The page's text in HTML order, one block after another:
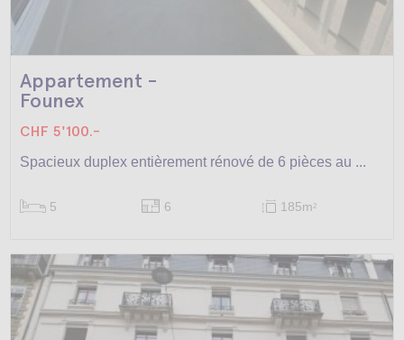
Appartement -
Founex
CHF 5'100.-
Spacieux duplex entièrement rénové de 6 pièces au ...
5 6 185m2